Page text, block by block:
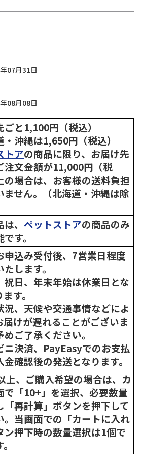
07月31日
08月08日
ごと1,100円（税込）
沖縄は1,650円（税込）
トアの商品に限り、お届け先
注文金額が11,000円（税
の場合は、お客様の送料負担
ません。（北海道・沖縄は除
、 ペットストアの商品のみ
す。
申込み受付後、7営業日程度
します。
日、年末年始は休業日とな
す。
、天候や交通事情などによ
届けが遅れることがございま
ご了承ください。
決済、PayEasyでのお支払
金確認後の発送となります。
、ご購入希望の場合は、カ
で「10+」を選択、必要数量
「再計算」ボタンを押下して
。当画面での「カートに入れ
ン押下時の数量選択は1個で